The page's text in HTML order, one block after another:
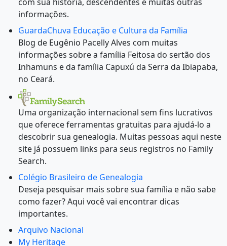
informações.
GuardaChuva Educação e Cultura da Família
Blog de Eugênio Pacelly Alves com muitas
informações sobre a família Feitosa do sertão dos
Inhamuns e da família Capuxú da Serra da Ibiapaba,
no Ceará.
Uma organização internacional sem fins lucrativos
que oferece ferramentas gratuitas para ajudá-lo a
descobrir sua genealogia. Muitas pessoas aqui neste
site já possuem links para seus registros no Family
Search.
Colégio Brasileiro de Genealogia
Deseja pesquisar mais sobre sua família e não sabe
como fazer? Aqui você vai encontrar dicas
importantes.
Arquivo Nacional
My Heritage